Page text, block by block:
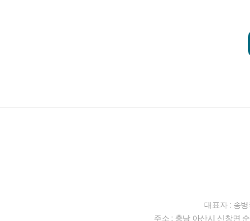
대표자 : 송
주소 : 충남 아산시 신창면